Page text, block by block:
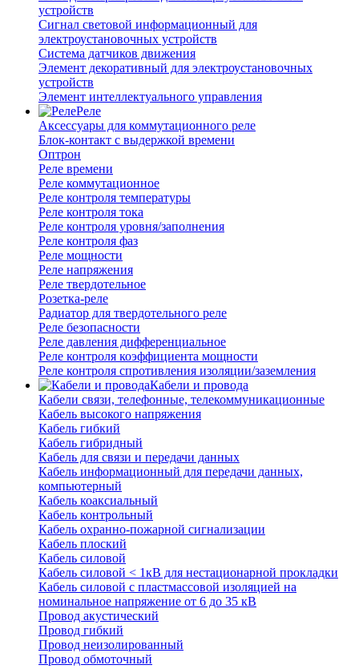
устройств
Сигнал световой информационный для
электроустановочных устройств
Система датчиков движения
Элемент декоративный для электроустановочных
устройств
Элемент интеллектуального управления
Реле
Аксессуары для коммутационного реле
Блок-контакт с выдержкой времени
Оптрон
Реле времени
Реле коммутационное
Реле контроля температуры
Реле контроля тока
Реле контроля уровня/заполнения
Реле контроля фаз
Реле мощности
Реле напряжения
Реле твердотельное
Розетка-реле
Радиатор для твердотельного реле
Реле безопасности
Реле давления дифференциальное
Реле контроля коэффициента мощности
Реле контроля спротивления изоляции/заземления
Кабели и провода
Кабели связи, телефонные, телекоммуникационные
Кабель высокого напряжения
Кабель гибкий
Кабель гибридный
Кабель для связи и передачи данных
Кабель информационный для передачи данных,
компьютерный
Кабель коаксиальный
Кабель контрольный
Кабель охранно-пожарной сигнализации
Кабель плоский
Кабель силовой
Кабель силовой < 1кВ для нестационарной прокладки
Кабель силовой с пластмассовой изоляцией на
номинальное напряжение от 6 до 35 кВ
Провод акустический
Провод гибкий
Провод неизолированный
Провод обмоточный